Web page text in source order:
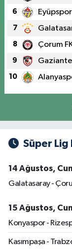
6 Eyüpspor
7
8 Çorum
9
10
Süper Lig
14 Ağustos,
Galatasaray -
15 Ağustos,
Konyaspor -
Kasımpaşa -